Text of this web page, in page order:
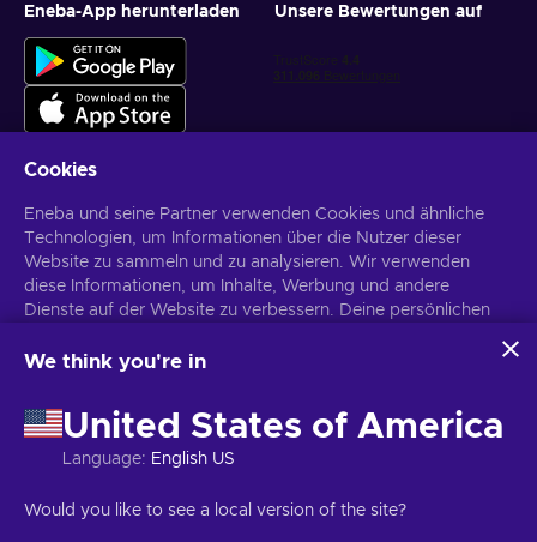
Eneba-App herunterladen Unsere Bewertungen auf
Abonnieren
Du kannst dich jederzeit wieder abmelden. Weitere Informationen in
Copyright © 2026 Eneba. Alle Rechte vorbehalten. UAB „Helis play“,
Cookies
Eneba und seine Partner verwenden Cookies und ähnliche
Technologien, um Informationen über die Nutzer dieser
Website zu sammeln und zu analysieren. Wir verwenden
diese Informationen, um Inhalte, Werbung und andere
Dienste auf der Website zu verbessern. Deine persönlichen
verwendet werden.
Verwendung dieser Technologien durch Eneba und seine
Partner zu. Du kannst deine Zustimmung anpassen, indem du
auf „Anpassen“ klickst.
verwendet, siehe \nGoogle Business Sicherheit &
We think you're in
United States of America
Language: English US
Would you like to see a local version of the site?